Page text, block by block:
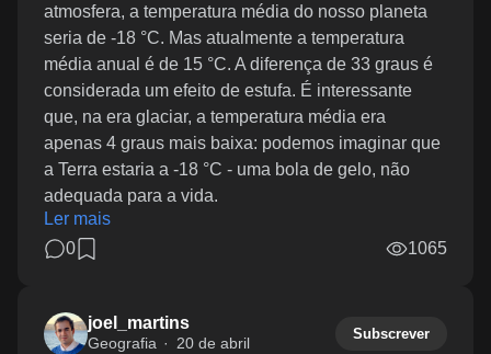
atmosfera, a temperatura média do nosso planeta
seria de -18 °C. Mas atualmente a temperatura
média anual é de 15 °C. A diferença de 33 graus é
considerada um efeito de estufa. É interessante
que, na era glaciar, a temperatura média era
apenas 4 graus mais baixa: podemos imaginar que
a Terra estaria a -18 °C - uma bola de gelo, não
adequada para a vida.
Ler mais
0
1065
joel_martins
Geografia 20 de abril
Subscrever